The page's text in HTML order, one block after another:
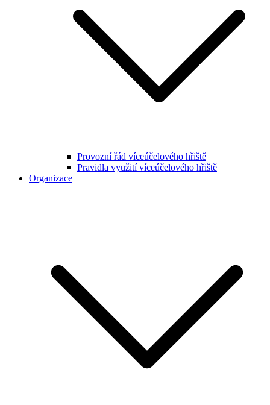
Provozní řád víceúčelového hřiště
Pravidla využití víceúčelového hřiště
Organizace